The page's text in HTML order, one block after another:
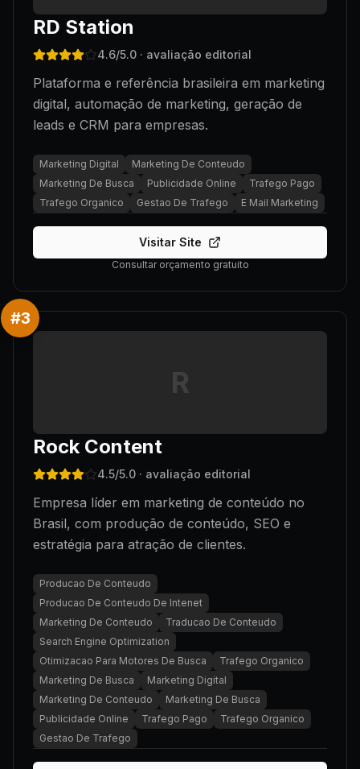
RD Station
4.6/5.0 · avaliação editorial
Plataforma e referência brasileira em marketing
digital, automação de marketing, geração de
leads e CRM para empresas.
Marketing Digital
Marketing De Conteudo
Marketing De Busca
Publicidade Online
Trafego Pago
Trafego Organico
Gestao De Trafego E Mail Marketing
Visitar Site
Consultar orçamento gratuito
#3
R
Rock Content
4.5/5.0 · avaliação editorial
Empresa líder em marketing de conteúdo no
Brasil, com produção de conteúdo, SEO e
estratégia para atração de clientes.
Producao De Conteudo
Producao De Conteudo De Intenet
Marketing De Conteudo
Traducao De Conteudo
Search Engine Optimization
Otimizacao Para Motores De Busca
Trafego Organico
Marketing De Busca
Marketing Digital
Marketing De Conteudo
Marketing De Busca
Publicidade Online
Trafego Pago
Trafego Organico
Gestao De Trafego